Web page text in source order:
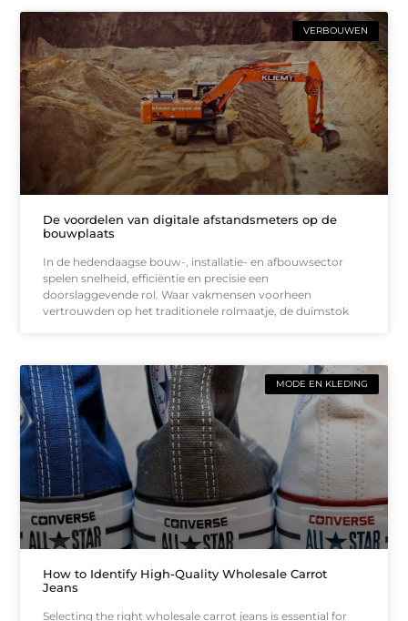
VERBOUWEN
De voordelen van digitale afstandsmeters op de
bouwplaats
In de hedendaagse bouw-, installatie- en afbouwsector
spelen snelheid, efficiëntie en precisie een
doorslaggevende rol. Waar vakmensen voorheen
vertrouwden op het traditionele rolmaatje, de duimstok
MODE EN KLEDING
How to Identify High-Quality Wholesale Carrot
Jeans
Selecting the right wholesale carrot jeans is essential for